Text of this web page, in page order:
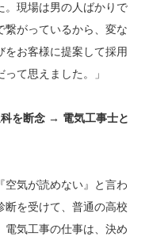
。現場は男の人ばかりで
繋がっているから、変な
お客様に提案して採用
て思えました。」
科を断念 → 電気工事士と
空気が読めない』と言わ
断を受けて、普通の高校
電気工事の仕事は、決め